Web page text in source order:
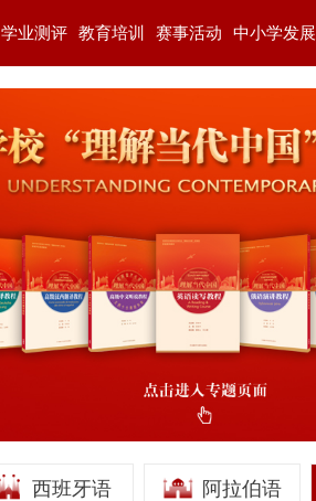
学业测评 教育培训 赛事活动 中小学发展
西班牙语 阿拉伯语